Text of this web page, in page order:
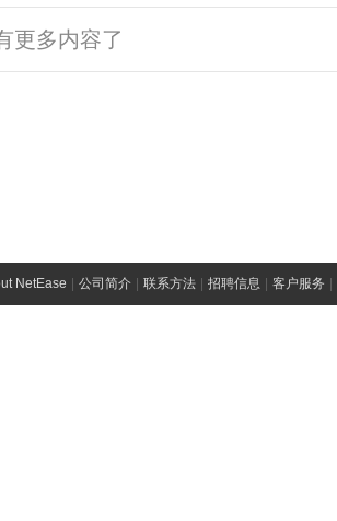
更多内容了
NetEase 公司简介 联系方法 招聘信息 客户服务